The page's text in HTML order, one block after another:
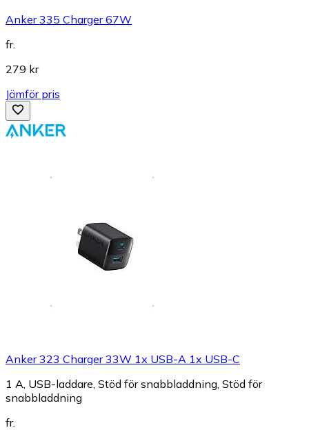
Anker 335 Charger 67W
fr.
279 kr
Jämför pris
Anker 323 Charger 33W 1x USB-A 1x USB-C
1 A, USB-laddare, Stöd för snabbladdning, Stöd för
snabbladdning
fr.